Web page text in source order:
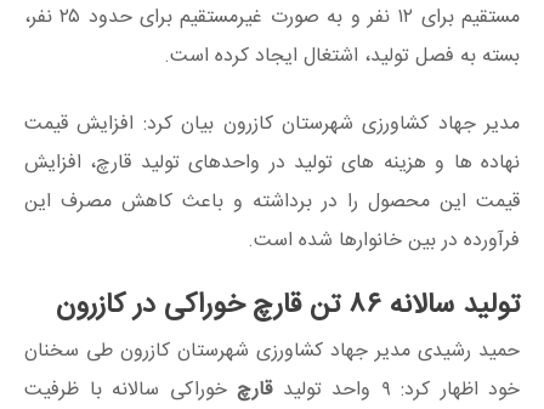
مستقیم برای ۱۲ نفر و به صورت غیرمستقیم برای حدود ۲۵ نفر،
بسته به فصل تولید، اشتغال ایجاد کرده است.
مدیر جهاد کشاورزی شهرستان کازرون بیان کرد: افزایش قیمت
نهاده‌ ها و هزینه‌ های تولید در واحد‌های تولید قارچ، افزایش
قیمت این محصول را در برداشته و باعث کاهش مصرف این
فرآورده در بین خانوار‌ها شده است.
تولید سالانه ۸۶ تن قارچ خوراکی در کازرون
حمید رشیدی مدیر جهاد کشاورزی شهرستان کازرون طی سخنان
خود اظهار کرد: ۹ واحد تولید
قارچ خوراکی سالانه با ظرفیت